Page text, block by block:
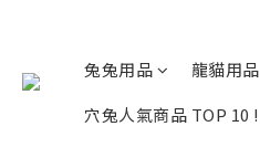
兔兔用品 龍貓用品
穴兔人氣商品 TOP 10 !